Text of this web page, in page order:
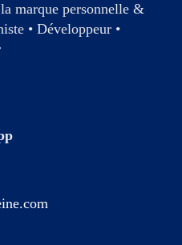
marque personnelle &
• Développeur •